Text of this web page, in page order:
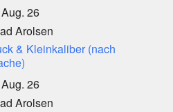
26
Arolsen
& Kleinkaliber (nach
26
Arolsen